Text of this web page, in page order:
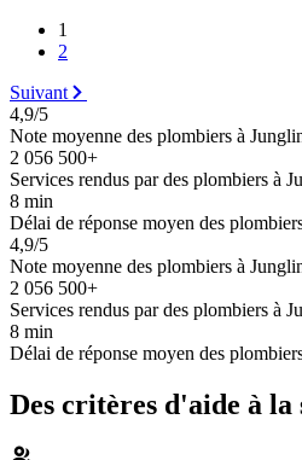
1
2
Suivant
4,9/5
Note moyenne des plombiers à
2 056 500+
Services rendus par des plombiers à
8 min
Délai de réponse moyen des
4,9/5
Note moyenne des plombiers à
2 056 500+
Services rendus par des plombiers à
8 min
Délai de réponse moyen des
Des critères d'aide à la